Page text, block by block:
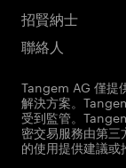
招賢納士
聯絡人
Tangem AG 僅提
解決方案。
受到監管。
密交易服務由第
的使用提供建議或